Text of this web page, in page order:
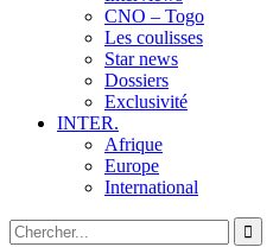
CNO – Togo
Les coulisses
Star news
Dossiers
Exclusivité
INTER.
Afrique
Europe
International